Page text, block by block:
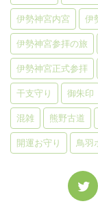
伊勢神宮内宮 伊
伊勢神宮参拝の旅
伊勢神宮正式参拝
干支守り 御朱印
混雑 熊野古道
開運お守り 鳥羽